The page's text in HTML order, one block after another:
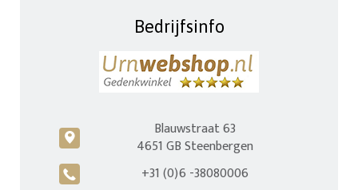
Bedrijfsinfo
c
Blauwstraat 63
4651 GB Steenbergen
A +31 (0)6 -38080006